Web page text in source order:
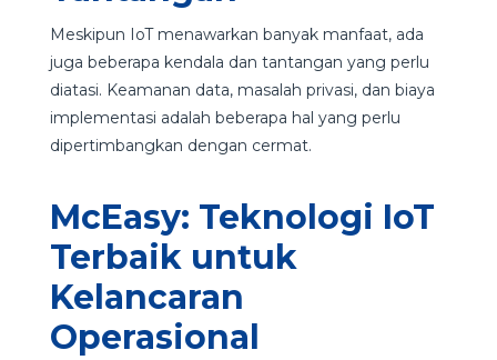
Meskipun IoT menawarkan banyak manfaat, ada
juga beberapa kendala dan tantangan yang perlu
diatasi. Keamanan data, masalah privasi, dan biaya
implementasi adalah beberapa hal yang perlu
dipertimbangkan dengan cermat.
McEasy: Teknologi IoT
Terbaik untuk
Kelancaran
Operasional